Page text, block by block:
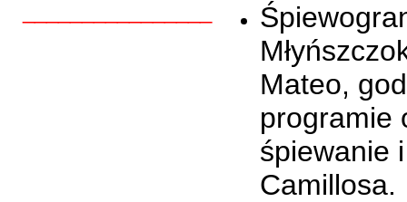
Mateo,
programie
śpiewanie
Camillosa.